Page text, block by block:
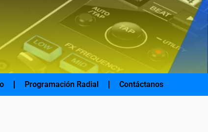
Programación Radial Contáctanos